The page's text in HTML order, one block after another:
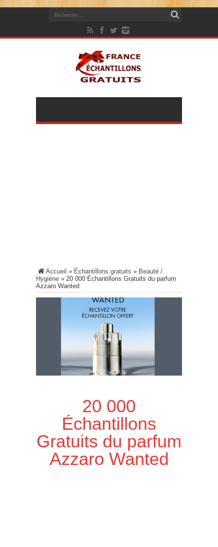
Accueil » Échantillons gratuits » Beauté /
Hygiène » 20 000 Échantillons Gratuits du parfum
Azzaro Wanted
20 000
Échantillons
Gratuits du parfum
Azzaro Wanted